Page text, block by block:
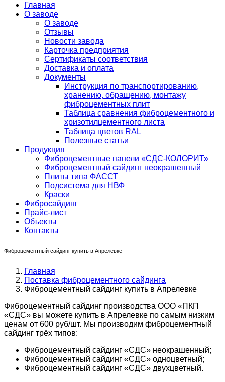
Главная
О заводе
О заводе
Отзывы
Новости завода
Карточка предприятия
Сертификаты соответствия
Доставка и оплата
Документы
Инструкция по транспортированию,
хранению, обращению, монтажу
фиброцементных плит
Таблица сравнения фиброцементного и
хризотилцементного листа
Таблица цветов RAL
Полезные статьи
Продукция
Фиброцементные панели «СДС-КОЛОРИТ»
Фиброцементный сайдинг неокрашенный
Плиты типа ФАССТ
Подсистема для НВФ
Краски
Фибросайдинг
Прайс-лист
Объекты
Контакты
Фиброцементный сайдинг купить в Апрелевке
Главная
Поставка фиброцементного сайдинга
Фиброцементный сайдинг купить в Апрелевке
Фиброцементный сайдинг производства ООО «ПКП
«СДС» вы можете купить в Апрелевке по самым низким
ценам от 600 руб/шт. Мы производим фиброцементный
сайдинг трёх типов:
Фиброцементный сайдинг «СДС» неокрашенный;
Фиброцементный сайдинг «СДС» одноцветный;
Фиброцементный сайдинг «СДС» двухцветный.